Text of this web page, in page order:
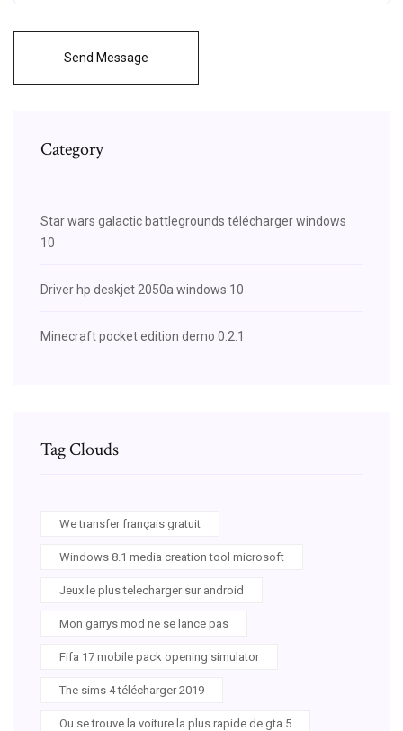
Send Message
Category
Star wars galactic battlegrounds télécharger windows
10
Driver hp deskjet 2050a windows 10
Minecraft pocket edition demo 0.2.1
Tag Clouds
We transfer français gratuit
Windows 8.1 media creation tool microsoft
Jeux le plus telecharger sur android
Mon garrys mod ne se lance pas
Fifa 17 mobile pack opening simulator
The sims 4 télécharger 2019
Ou se trouve la voiture la plus rapide de gta 5